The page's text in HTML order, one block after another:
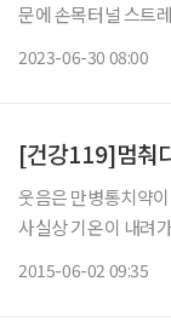
문에 손목터널 스트
2023-06-30 08:00
[건강119]멈춰
웃음은 만병통치약
사실상 기온이 내려
2015-06-02 09:35